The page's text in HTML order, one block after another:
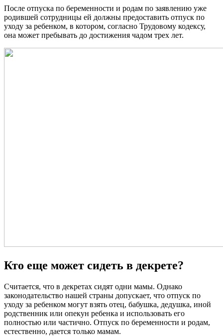
После отпуска по беременности и родам по заявлению уже
родившей сотрудницы ей должны предоставить отпуск по
уходу за ребенком, в котором, согласно Трудовому кодексу,
она может пребывать до достижения чадом трех лет.
Кто еще может сидеть в декрете?
Считается, что в декретах сидят одни мамы. Однако
законодательство нашей страны допускает, что отпуск по
уходу за ребенком могут взять отец, бабушка, дедушка, иной
родственник или опекун ребенка и использовать его
полностью или частично. Отпуск по беременности и родам,
естественно, дается только мамам.